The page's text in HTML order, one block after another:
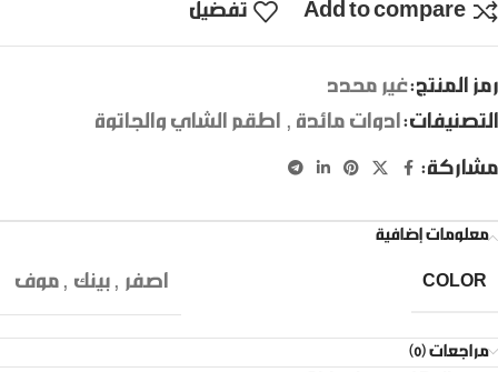
Add to compare تفضيل
رمز المنتج:غير محدد
التصنيفات: ادوات مائدة , اطقم الشاي والجاتوة
مشاركة:
معلومات إضافية
COLOR اصفر , بينك , موف
مراجعات (0)